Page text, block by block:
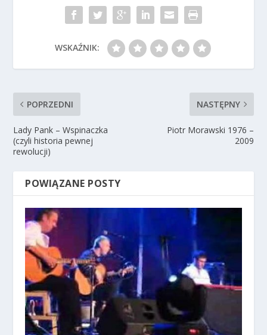
WSKAŹNIK:
POPRZEDNI
Lady Pank – Wspinaczka
(czyli historia pewnej
rewolucji)
NASTĘPNY
Piotr Morawski 1976 –
2009
POWIĄZANE POSTY